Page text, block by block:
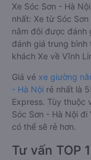
Xe Sóc Sơn - Hà
nhất: Xe từ Sóc
nằm đôi được đánh
đánh giá trung bình
khách Xe về Vĩnh
Giá vé xe giường
- Hà Nội rẻ nhất là
Express. Tùy thuộc
Sóc Sơn - Hà Nội
có thể sẽ rẻ hơn.
Tư vấn TOP